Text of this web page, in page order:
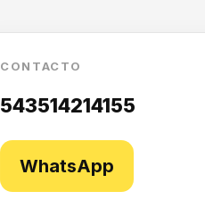
CONTACTO
543514214155
WhatsApp